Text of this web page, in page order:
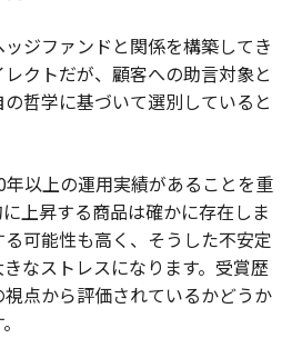
ジファンドと関係を構築してき
クトだが、顧客への助言対象と
哲学に基づいて選別していると
年以上の運用実績があることを重
上昇する商品は確かに存在しま
可能性も高く、そうした不安定
なストレスになります。受賞歴
点から評価されているかどうか